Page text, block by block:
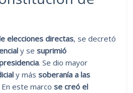
elecciones directas, se decretó
y sesuprimió
. Se dio mayor
y mássoberanía a las
En este marcose creó el